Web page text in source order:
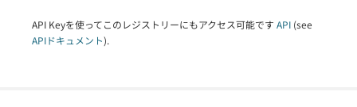
API Keyを使ってこのレジストリーにもアクセス可能です API (see
APIドキュメント).